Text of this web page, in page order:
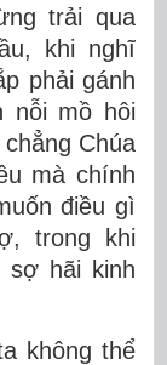
trải qua
khi nghĩ
phải gánh
nỗi mồ hôi
Chúa
mà chính
điều gì
trong khi
sợ hãi kinh
không thể